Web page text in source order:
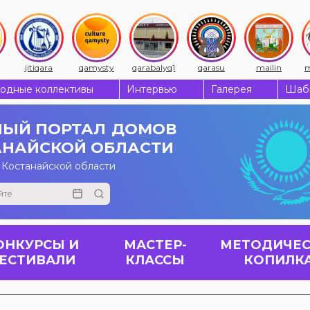
jitiqara qamysty qarabalyq1 qarasu mailin
коллективы Интервью Галерея
ПОРТАЛ ДОМОВ
ОБЛАСТИ
области
И
МАСТЕР-
КЛАССЫ